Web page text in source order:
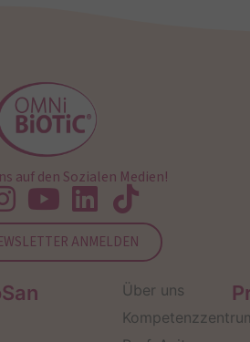
auf den Sozialen Medien!
ANMELDEN
Über uns